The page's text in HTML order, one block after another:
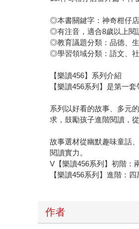
◎本書關鍵字：神奇柑仔
◎有注音，適合8歲以上閱
◎教育議題分類：品德、
◎學習領域分類：語文、
【樂讀456】系列介紹
【樂讀456系列】是第一
系列以好看的故事、多元
求，鼓勵孩子進階閱讀，
故事選材從幽默趣味童話
閱讀實力。
V【樂讀456系列】初階：
【樂讀456系列】進階：
作者